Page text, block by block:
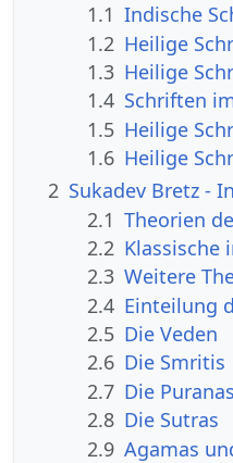
1.1 Indische
1.2 Heilige
1.3 Heilige
1.4 Schriften
1.5 Heilige
1.6 Heilige
2 Sukadev Bretz -
2.1 Theorien
2.2 Klassische
2.3 Weitere
2.4 Einteilung
2.5 Die Veden
2.6 Die Smritis
2.7 Die
2.8 Die Sutras
2.9 Agamas